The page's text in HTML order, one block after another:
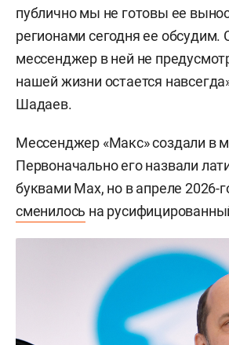
публично мы не готовы ее
регионами сегодня ее обсудим.
мессенджер в ней не
нашей жизни остается
Шадаев.
Мессенджер «Макс» создали в
Первоначально его назвали
буквами Max, но в апреле 2026-
сменилось на